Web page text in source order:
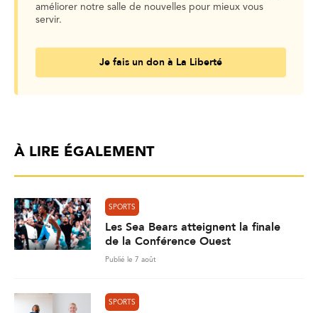
améliorer notre salle de nouvelles pour mieux vous
servir.
Je fais un don à La Liberté
À LIRE ÉGALEMENT
SPORTS
Les Sea Bears atteignent la finale
de la Conférence Ouest
Publié le 7 août
SPORTS